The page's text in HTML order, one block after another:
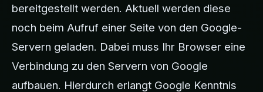
bereitgestellt werden. Aktuell werden diese
noch beim Aufruf einer Seite von den Google-
Servern geladen. Dabei muss Ihr Browser eine
Verbindung zu den Servern von Google
aufbauen. Hierdurch erlangt Google Kenntnis